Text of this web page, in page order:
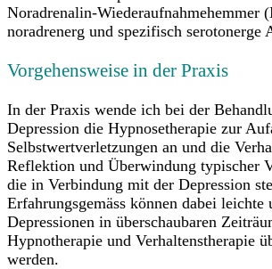
Noradrenalin-Wiederaufnahmehemmer
noradrenerg und spezifisch serotonerge
Vorgehensweise in der Praxis
In der Praxis wende ich bei der
Depression die Hypnosetherapie zur
Selbstwertverletzungen an und die
Reflektion und Überwindung typischer
die in Verbindung mit der Depression
Erfahrungsgemäss können dabei
Depressionen in überschaubaren
Hypnotherapie und Verhaltenstherapie
werden.